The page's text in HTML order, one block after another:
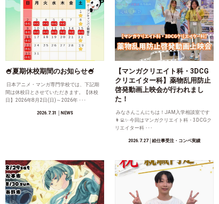
🍧夏期休校期間のお知らせ🍧
日本アニメ・マンガ専門学校では、下記期
間は休校日とさせていただきます。【休校
日】2026年8月2日(日)～2026年 ･･･
2026.7.31 │NEWS
【マンガクリエイト科・3DCG
クリエイター科】薬物乱用防止
啓発動画上映会が行われまし
た！
みなさんこんにちは！JAM入学相談室です
👩‍💻✨ 今回はマンガクリエイト科・3DCGク
リエイター科 ･･･
2026.7.27│絵仕事受注・コンペ実績